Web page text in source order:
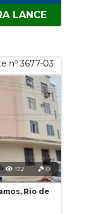
LANCE
nº 3677-03
172 0
Rio de